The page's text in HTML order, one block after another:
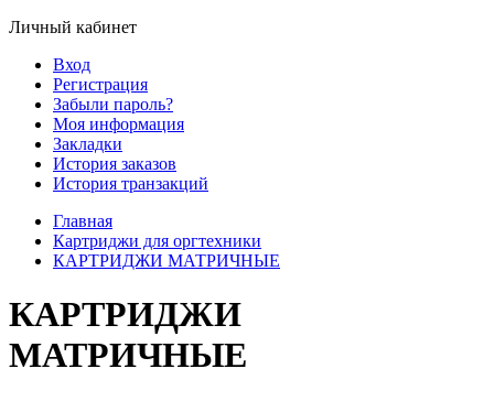
Личный кабинет
Вход
Регистрация
Забыли пароль?
Моя информация
Закладки
История заказов
История транзакций
Главная
Картриджи для оргтехники
КАРТРИДЖИ МАТРИЧНЫЕ
КАРТРИДЖИ
МАТРИЧНЫЕ